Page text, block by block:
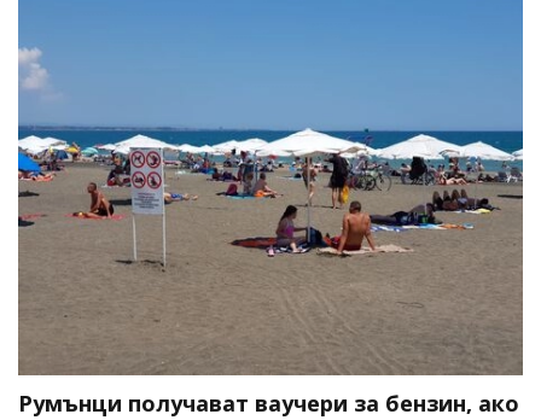
Румънци получават ваучери за бензин, ако